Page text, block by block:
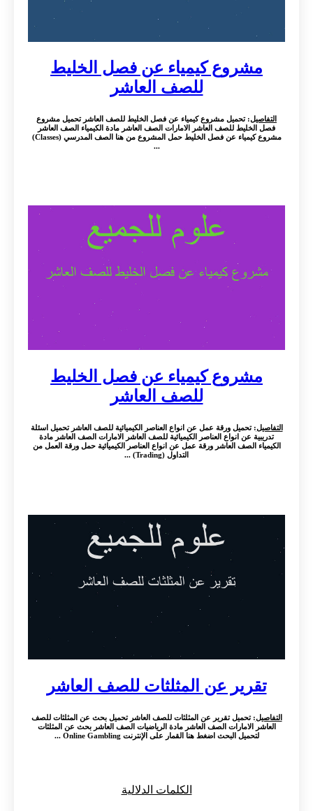
مشروع كيمياء عن فصل الخليط
للصف العاشر
التفاصيل: تحميل مشروع كيمياء عن فصل الخليط للصف العاشر تحميل مشروع
فصل الخليط للصف العاشر الامارات الصف العاشر مادة الكيمياء الصف العاشر
مشروع كيمياء عن فصل الخليط حمل المشروع من هنا الصف المدرسي (Classes)
...
مشروع كيمياء عن فصل الخليط
للصف العاشر
التفاصيل: تحميل ورقة عمل عن انواع العناصر الكيميائية للصف العاشر تحميل اسئلة
تدريبية عن انواع العناصر الكيميائية للصف العاشر الامارات الصف العاشر مادة
الكيمياء الصف العاشر ورقة عمل عن انواع العناصر الكيميائية حمل ورقة العمل من
التداول (Trading) ...
تقرير عن المثلثات للصف العاشر
التفاصيل: تحميل تقرير عن المثلثات للصف العاشر تحميل بحث عن المثلثات للصف
العاشر الامارات الصف العاشر مادة الرياضيات الصف العاشر بحث عن المثلثات
لتحميل البحث اضغط هنا القمار على الإنترنت Online Gambling ...
الكلمات الدلالية